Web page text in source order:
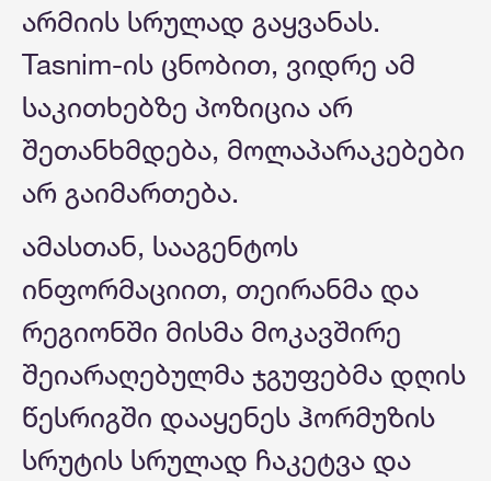
არმიის სრულად გაყვანას.
Tasnim-ის ცნობით, ვიდრე ამ
საკითხებზე პოზიცია არ
შეთანხმდება, მოლაპარაკებები
არ გაიმართება.
ამასთან, სააგენტოს
ინფორმაციით, თეირანმა და
რეგიონში მისმა მოკავშირე
შეიარაღებულმა ჯგუფებმა დღის
წესრიგში დააყენეს ჰორმუზის
სრუტის სრულად ჩაკეტვა და